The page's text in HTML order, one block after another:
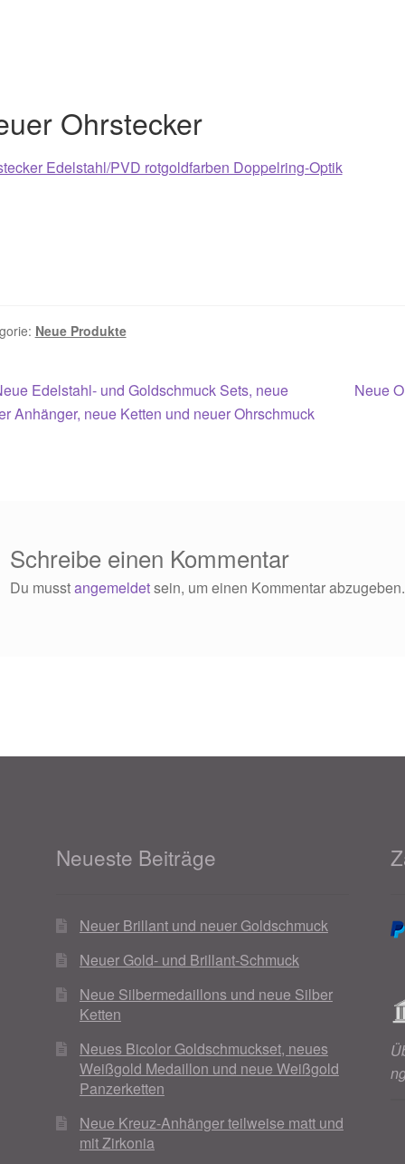
Ohrstecker
Edelstahl/PVD rotgoldfarben Doppelring-Optik
Neue Produkte
Edelstahl- und Goldschmuck Sets, neue
Anhänger, neue Ketten und neuer Ohrschmuck
Neue
Schreibe einen Kommentar
Du musstangemeldetsein, um einen Kommentar abzugeben.
Neueste Beiträge
Neuer Brillant und neuer Goldschmuck
Neuer Gold- und Brillant-Schmuck
Neue Silbermedaillons und neue Silber
Ketten
Neues Bicolor Goldschmuckset, neues
Weißgold Medaillon und neue Weißgold
Panzerketten
Neue Kreuz-Anhänger teilweise matt und
mit Zirkonia